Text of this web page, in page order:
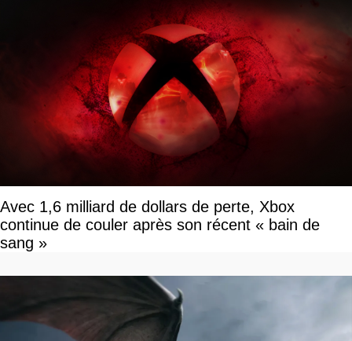
Avec 1,6 milliard de dollars de perte, Xbox
continue de couler après son récent « bain de
sang »